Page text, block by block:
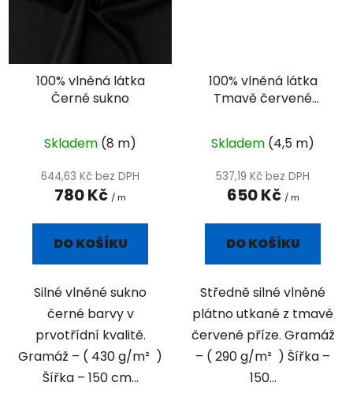
100% vlněná látka
Černé sukno
Skladem (8 m)
644,63 Kč bez DPH
780 Kč / m
DO KOŠÍKU
Silné vlněné sukno
černé barvy v
prvotřídní kvalitě.
Gramáž – ( 430 g/m² )
Šířka – 150 cm...
100% vlněná látka
Tmavě červené
Skladem (4,5 m)
537,19 Kč bez DPH
650 Kč / m
DO KOŠÍKU
Středně silné vlněné
plátno utkané z tmavě
červené příze. Gramáž
– ( 290 g/m² ) Šířka –
150...